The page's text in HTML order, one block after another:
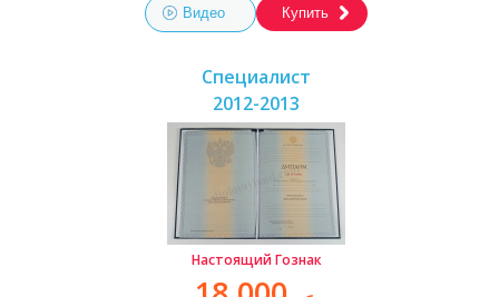
Видео Купить
Специалист
2012-2013
Настоящий Гознак